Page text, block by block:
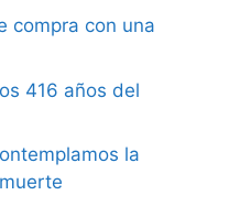
compra con una
416 años del
la